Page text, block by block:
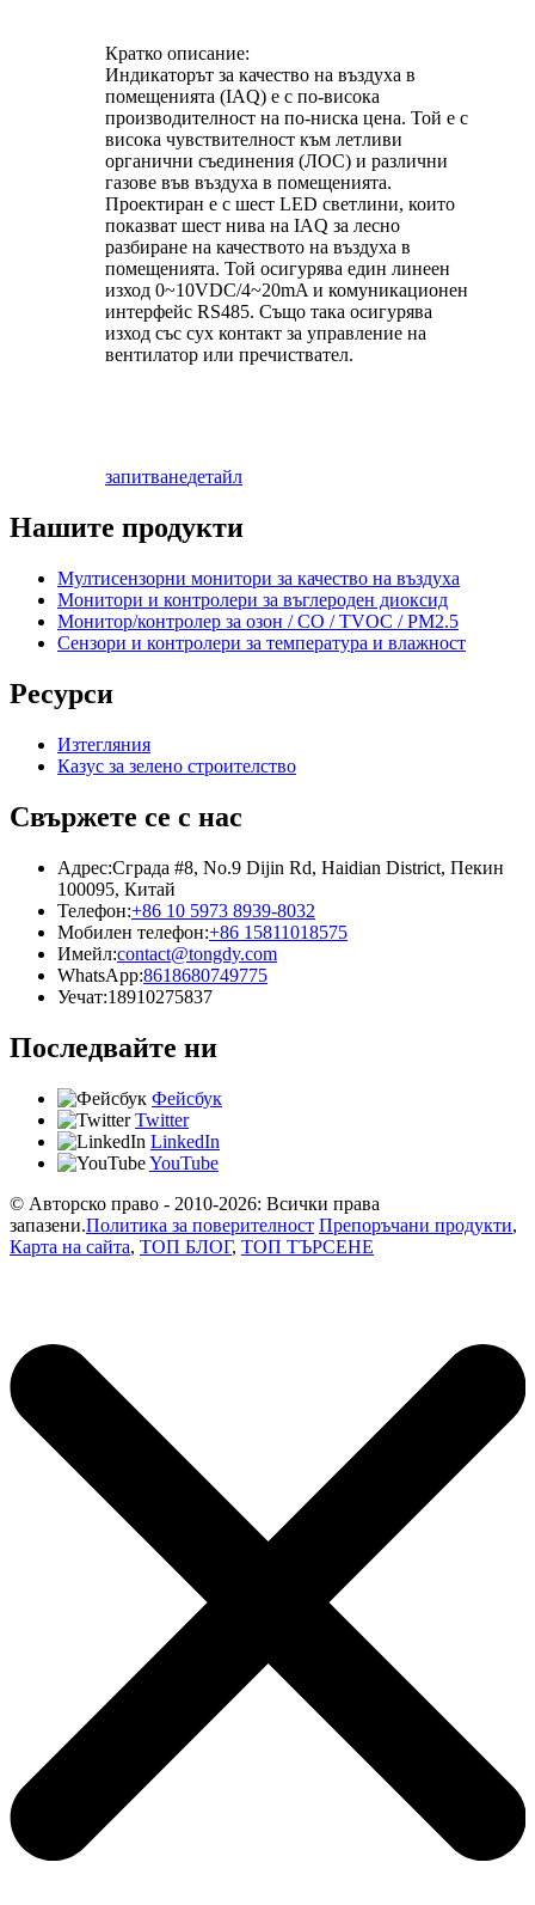
Кратко описание:
Индикаторът за качество на въздуха в
помещенията (IAQ) е с по-висока
производителност на по-ниска цена. Той е с
висока чувствителност към летливи
органични съединения (ЛОС) и различни
газове във въздуха в помещенията.
Проектиран е с шест LED светлини, които
показват шест нива на IAQ за лесно
разбиране на качеството на въздуха в
помещенията. Той осигурява един линеен
изход 0~10VDC/4~20mA и комуникационен
интерфейс RS485. Също така осигурява
изход със сух контакт за управление на
вентилатор или пречиствател.
запитванедетайл
Нашите продукти
Мултисензорни монитори за качество на въздуха
Монитори и контролери за въглероден диоксид
Монитор/контролер за озон / CO / TVOC / PM2.5
Сензори и контролери за температура и влажност
Ресурси
Изтегляния
Казус за зелено строителство
Свържете се с нас
Адрес:Сграда #8, No.9 Dijin Rd, Haidian District, Пекин
100095, Китай
Телефон:+86 10 5973 8939-8032
Мобилен телефон:+86 15811018575
Имейл:contact@tongdy.com
WhatsApp:8618680749775
Уечат:18910275837
Последвайте ни
Фейсбук
Twitter
LinkedIn
YouTube
© Авторско право - 2010-2026: Всички права
запазени.Политика за поверителност Препоръчани продукти,
Карта на сайта, ТОП БЛОГ, ТОП ТЪРСЕНЕ